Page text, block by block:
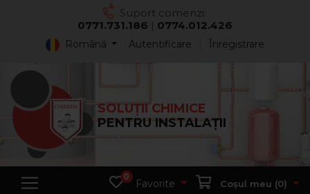
Suport comenzi:
0771.731.186 | 0774.012.426
Română Autentificare Înregistrare
SOLUȚII CHIMICE
PENTRU INSTALAȚII
0
Favorite Coșul meu (0)